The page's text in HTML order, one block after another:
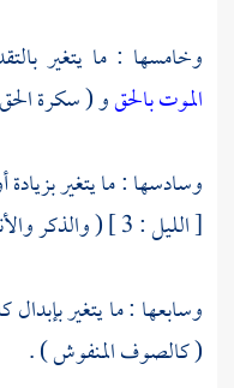
وخامسها : ما يتغير
الموت بالحقو ( سكرة
وسادسها : ما يتغير
[ الليل : 3 ] ( والذكر والأنثى ) .
وسابعها : ما يتغير
( كالصوف المنفوش ) .